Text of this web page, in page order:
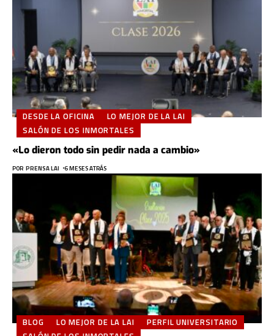
DESDE LA OFICINA
LO MEJOR DE LA LAI
SALÓN DE LOS INMORTALES
«Lo dieron todo sin pedir nada a cambio»
POR PRENSA LAI 6 MESES ATRÁS
BLOG LO MEJOR DE LA LAI
PERFIL UNIVERSITARIO